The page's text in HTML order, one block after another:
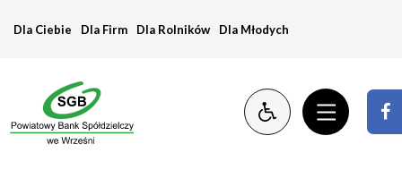
Przelew
telefon
BLIK
Dla Ciebie Dla Firm Dla Rolników Dla Młodych